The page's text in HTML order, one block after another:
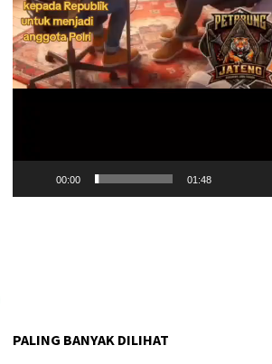
00:00 01:48
PALING BANYAK DILIHAT